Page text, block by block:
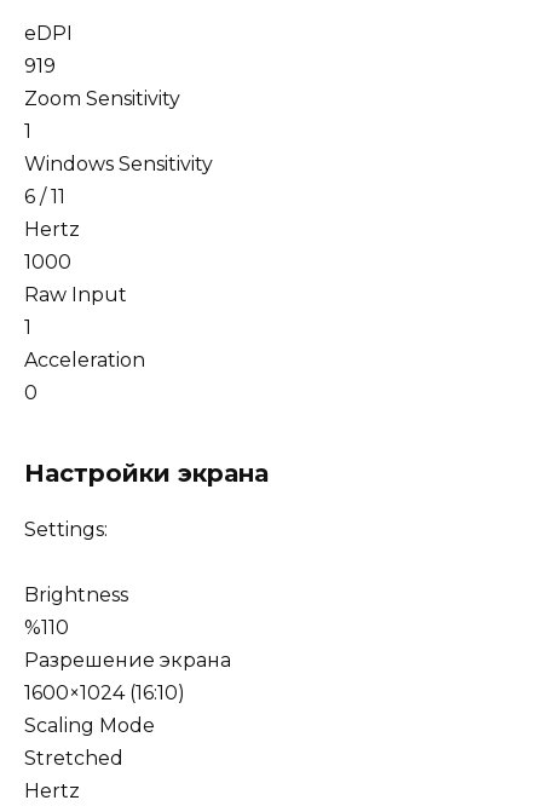
eDPI
919
Zoom Sensitivity
1
Windows Sensitivity
6 / 11
Hertz
1000
Raw Input
1
Acceleration
0
Настройки экрана
Settings:
Brightness
%110
Разрешение экрана
1600×1024 (16:10)
Scaling Mode
Stretched
Hertz